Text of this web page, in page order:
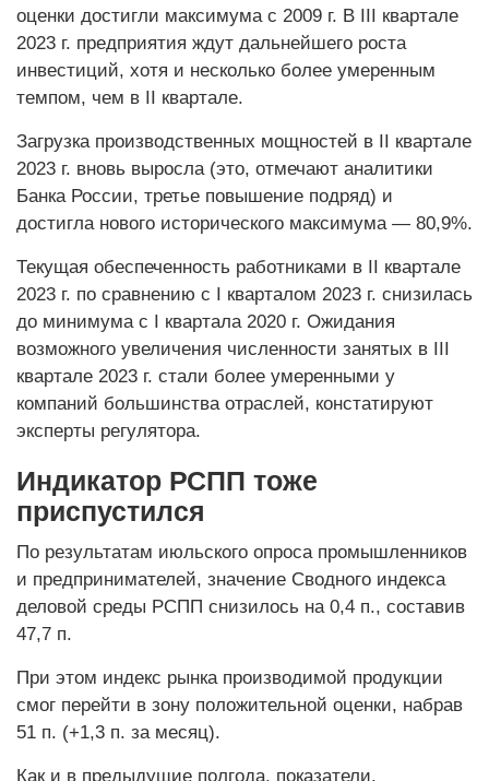
оценки достигли максимума с 2009 г. В III квартале
2023 г. предприятия ждут дальнейшего роста
инвестиций, хотя и несколько более умеренным
темпом, чем в II квартале.
Загрузка производственных мощностей в II квартале
2023 г. вновь выросла (это, отмечают аналитики
Банка России, третье повышение подряд) и
достигла нового исторического максимума — 80,9%.
Текущая обеспеченность работниками в II квартале
2023 г. по сравнению с I кварталом 2023 г. снизилась
до минимума с I квартала 2020 г. Ожидания
возможного увеличения численности занятых в III
квартале 2023 г. стали более умеренными у
компаний большинства отраслей, констатируют
эксперты регулятора.
Индикатор РСПП тоже
приспустился
По результатам июльского опроса промышленников
и предпринимателей, значение Сводного индекса
деловой среды РСПП снизилось на 0,4 п., составив
47,7 п.
При этом индекс рынка производимой продукции
смог перейти в зону положительной оценки, набрав
51 п. (+1,3 п. за месяц).
Как и в предыдущие полгода, показатели,